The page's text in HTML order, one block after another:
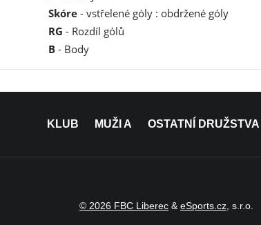
Skóre - vstřelené góly : obdržené góly
RG - Rozdíl gólů
B - Body
KLUB MUŽI A OSTATNÍ DRUŽSTVA
© 2026 FBC Liberec & eSports.cz , s.r.o.